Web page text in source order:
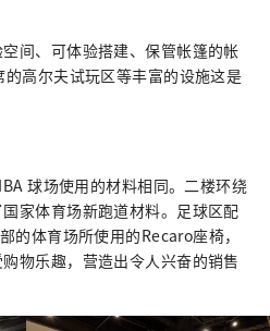
间、可体验搭建、保管帐篷的帐
高尔夫试玩区等丰富的设施这是
球场使用的材料相同。二楼环绕
家体育场新跑道材料。足球区配
的体育场所使用的Recaro座椅，
物乐趣，营造出令人兴奋的销售